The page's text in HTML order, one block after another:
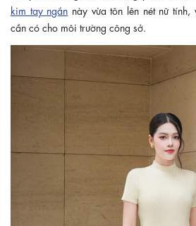
kim tay ngắn này vừa tôn lên nét nữ
cần có cho môi trường công sở.